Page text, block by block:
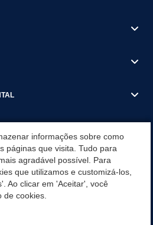
DE RECEITA MUNICIPAL
informações sobre como
páginas que visita. Tudo para
agradável possível. Para
que utilizamos e customizá-los,
Ao clicar em 'Aceitar', você
de cookies.